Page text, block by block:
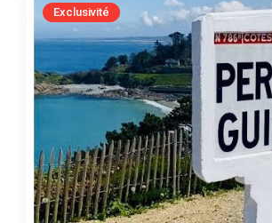
Exclusivité